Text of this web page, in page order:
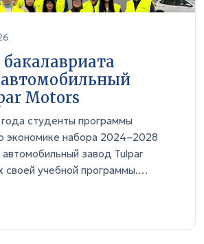
Motors
студенты программы
экономике набора 2024–2028
завод Tulpar
своей учебной программы.…